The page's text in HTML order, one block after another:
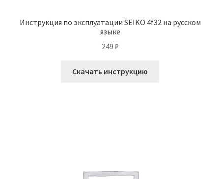
Инструкция по эксплуатации SEIKO 4f32 на русском
языке
249 ₽
Скачать инструкцию